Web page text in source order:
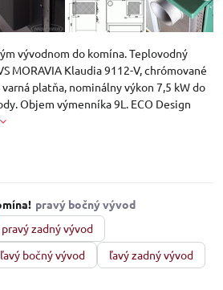
vývodnom do komína. Teplovodný
MORAVIA Klaudia 9112-V, chrómované
platňa, nominálny výkon 7,5 kW do
Objem výmenníka 9L. ECO Design
pravý zadný vývod
ľavý bočný vývod
ľavý zadný vývod